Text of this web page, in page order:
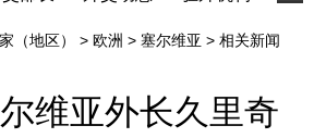
（地区） > 欧洲 > 塞尔维亚 > 相关新闻
维亚外长久里奇